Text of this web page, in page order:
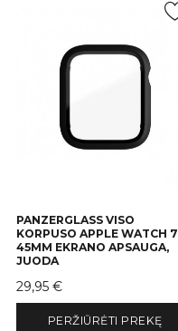
PANZERGLASS VISO
KORPUSO APPLE WATCH 7
45MM EKRANO APSAUGA,
JUODA
Kaina
29,95 €
PERŽIŪRĖTI PREKĘ